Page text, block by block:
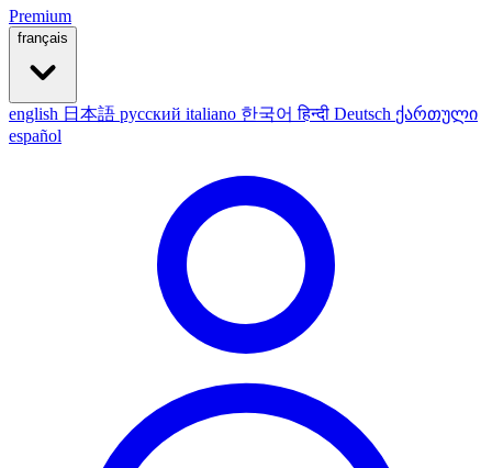
Premium
français
english 日本語 русский italiano 한국어हिन्दी Deutsch ქართული
español